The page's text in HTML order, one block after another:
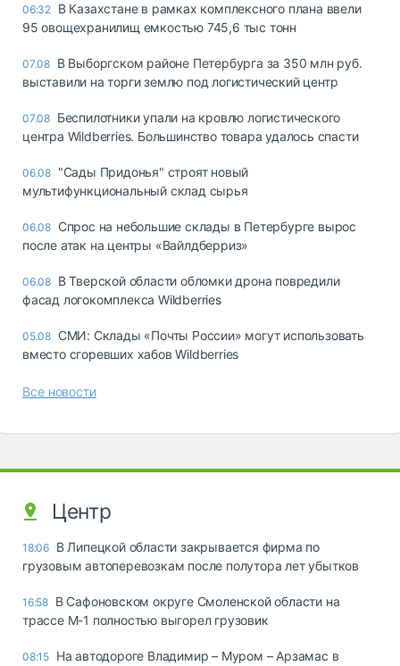
06:32 В Казахстане в рамках комплексного плана ввели
95 овощехранилищ емкостью 745,6 тыс тонн
07.08 В Выборгском районе Петербурга за 350 млн руб.
выставили на торги землю под логистический центр
07.08 Беспилотники упали на кровлю логистического
центра Wildberries. Большинство товара удалось спасти
06.08 "Сады Придонья" строят новый
мультифункциональный склад сырья
06.08 Спрос на небольшие склады в Петербурге вырос
после атак на центры «Вайлдберриз»
06.08 В Тверской области обломки дрона повредили
фасад логокомплекса Wildberries
05.08 СМИ: Склады «Почты России» могут использовать
вместо сгоревших хабов Wildberries
Все новости
Центр
18:06 В Липецкой области закрывается фирма по
грузовым автоперевозкам после полутора лет убытков
16:58 В Сафоновском округе Смоленской области на
трассе М-1 полностью выгорел грузовик
08:15 На автодороге Владимир – Муром – Арзамас в